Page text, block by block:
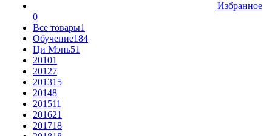
Избранное
0
Все товары1
Обучение184
Ци Мэнь51
20101
20127
201315
20148
201511
201621
201718